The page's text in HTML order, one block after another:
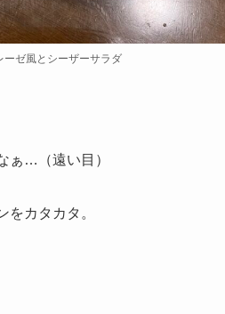
ーゼ風とシーザーサラダ
ぁ…（遠い目）
カタカタ。